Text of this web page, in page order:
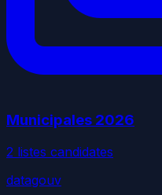
Municipales 2026
2 listes candidates
datagouv